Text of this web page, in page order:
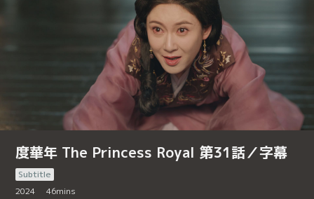
度華年 The Princess Royal 第31話／字幕
Subtitle
2024
46mins